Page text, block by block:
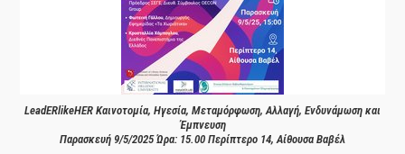
LeadERlikeHER Καινοτομία, Ηγεσία, Μεταμόρφωση, Αλλαγή, Ενδυνάμωση και
Έμπνευση
Παρασκευή 9/5/2025 Ώρα: 15.00 Περίπτερο 14, Αίθουσα Βαβέλ